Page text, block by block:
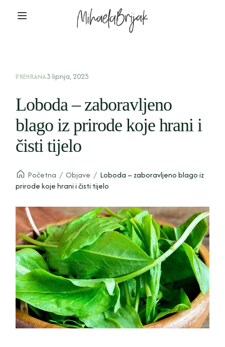
PREHRANA3 lipnja, 2025
Loboda – zaboravljeno
blago iz prirode koje hrani i
čisti tijelo
Početna / Objave / Loboda – zaboravljeno blago iz
prirode koje hrani i čisti tijelo